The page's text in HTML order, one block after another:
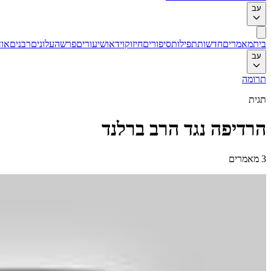
עב
ביתמאמריםחדשותתפילותסיפוריםחיזוקוידאושיעוריםפרשהעלוניםרבנים
עב
תרומה
תגית
הרדיפה נגד הרב ברלנד
3 מאמרים